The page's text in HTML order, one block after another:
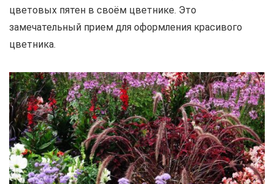
цветовых пятен в своём цветнике. Это
замечательный прием для оформления красивого
цветника.